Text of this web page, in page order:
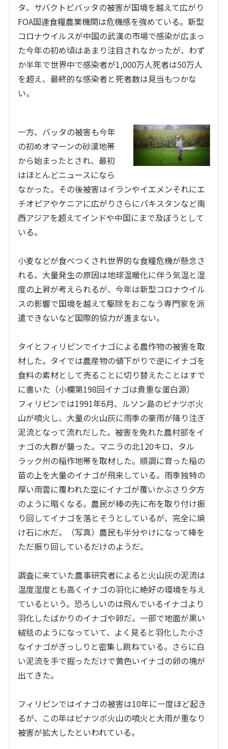
タ、サバクトビバッタの被害が国境を越えて広がり
FOA国連食糧農業機関は危機感を強めている。新型
コロナウイルスが中国の武漢の市場で感染が広まっ
た今年の初め頃はあまり注目されなかったが、わず
か半年で世界中で感染者が1,000万人死者は50万人
を超え、最終的な感染者と死者数は見当もつかな
い。
一方、バッタの被害も今年
の初めオマーンの砂漠地帯
から始まったとされ、最初
はほとんどニュースになら
なかった。その後被害はイランやイエメンそれにエ
チオピアやケニアに広がりさらにパキスタンなど南
西アジアを超えてインドや中国にまで及ぼうとして
いる。
小麦などが食べつくされ世界的な食糧危機が懸念さ
れる。大量発生の原因は地球温暖化に伴う気温と湿
度の上昇が考えられるが、今年は新型コロナウイル
スの影響で国境を越えて駆除をおこなう専門家を派
遣できないなど国際的協力が進まない。
タイとフィリピンでイナゴによる農作物の被害を取
材した。タイでは農産物の値下がりで逆にイナゴを
食料の素材として売ることに切り替えたことはすで
に書いた（小欄第198回イナゴは貴重な蛋白源）
フィリピンでは1991年6月、ルソン島のピナツボ火
山が噴火し、大量の火山灰に雨季の豪雨が降り注ぎ
泥流となって流れだした。被害を免れた農村部をイ
ナゴの大群が襲った。マニラの北120キロ、タル
ラック州の稲作地帯を取材した。順調に育った稲の
苗の上を大量のイナゴが飛来している。雨季独特の
厚い雨雲に覆われた空にイナゴが覆いかぶさり夕方
のように暗くなる。農民が棒の先に布を取り付け振
り回してイナゴを落とそうとしているが、完全に焼
け石に水だ。（写真）農民も半分やけになって棒を
ただ振り回しているだけのようだ。
調査に来ていた農事研究者によると火山灰の泥流は
温度湿度とも高くイナゴの羽化に絶好の環境を与え
ているという。恐ろしいのは飛んでいるイナゴより
羽化したばかりのイナゴや卵だ。一部で地面が黒い
絨毯のようになっていて、よく見ると羽化した小さ
なイナゴがぎっしりと密集し跳ねている。さらに白
い泥流を手で掘っただけで黄色いイナゴの卵の塊が
出てきた。
フィリピンではイナゴの被害は10年に一度ほど起き
るが、この年はピナツボ火山の噴火と大雨が重なり
被害が拡大したといわれている。